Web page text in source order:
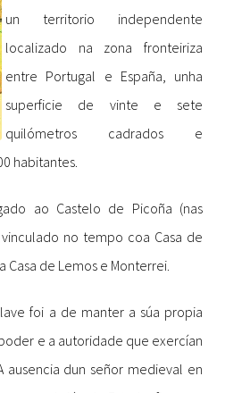
un territorio independente
localizado na zona fronteiriza
entre Portugal e España, unha
superficie de vinte e sete
quilómetros cadrados e
habitantes.
ao Castelo de Picoña (nas
no tempo coa Casa de
Casa de Lemos e Monterrei.
foi a de manter a súa propia
e a autoridade que exercían
ausencia dun señor medieval en